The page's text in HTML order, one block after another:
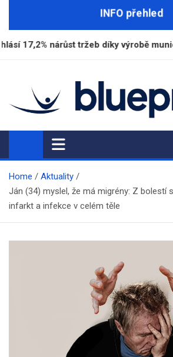
INFO přehled
nárůst tržeb díky výrobě munice
BluePress.cz
Seriózní průvodce moderním životem
Home
Aktuality
Ján (34) myslel, že má migrény: Z bolestí
infarkt a infekce v celém těle